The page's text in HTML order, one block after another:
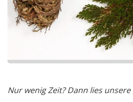
Nur wenig Zeit? Dann lies unsere